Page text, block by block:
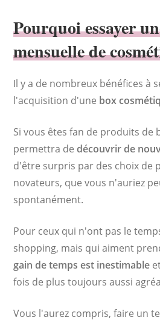
Pourquoi essayer
mensuelle de
Il y a de nombreux bénéfices à
l'acquisition d'une box
Si vous êtes fan de produits de
permettra dedécouvrir de
d'être surpris par des choix de
novateurs, que vous n'auriez
spontanément.
Pour ceux qui n'ont pas le
shopping, mais qui aiment
gain de temps est inestimable
fois de plus toujours aussi
Vous l'aurez compris, faire un